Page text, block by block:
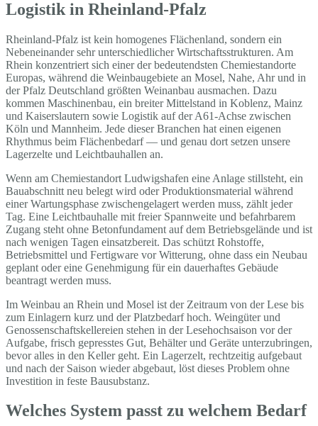
Logistik in Rheinland-Pfalz
Rheinland-Pfalz ist kein homogenes Flächenland, sondern ein
Nebeneinander sehr unterschiedlicher Wirtschaftsstrukturen. Am
Rhein konzentriert sich einer der bedeutendsten Chemiestandorte
Europas, während die Weinbaugebiete an Mosel, Nahe, Ahr und in
der Pfalz Deutschland größten Weinanbau ausmachen. Dazu
kommen Maschinenbau, ein breiter Mittelstand in Koblenz, Mainz
und Kaiserslautern sowie Logistik auf der A61-Achse zwischen
Köln und Mannheim. Jede dieser Branchen hat einen eigenen
Rhythmus beim Flächenbedarf — und genau dort setzen unsere
Lagerzelte und Leichtbauhallen an.
Wenn am Chemiestandort Ludwigshafen eine Anlage stillsteht, ein
Bauabschnitt neu belegt wird oder Produktionsmaterial während
einer Wartungsphase zwischengelagert werden muss, zählt jeder
Tag. Eine Leichtbauhalle mit freier Spannweite und befahrbarem
Zugang steht ohne Betonfundament auf dem Betriebsgelände und ist
nach wenigen Tagen einsatzbereit. Das schützt Rohstoffe,
Betriebsmittel und Fertigware vor Witterung, ohne dass ein Neubau
geplant oder eine Genehmigung für ein dauerhaftes Gebäude
beantragt werden muss.
Im Weinbau an Rhein und Mosel ist der Zeitraum von der Lese bis
zum Einlagern kurz und der Platzbedarf hoch. Weingüter und
Genossenschaftskellereien stehen in der Lesehochsaison vor der
Aufgabe, frisch gepresstes Gut, Behälter und Geräte unterzubringen,
bevor alles in den Keller geht. Ein Lagerzelt, rechtzeitig aufgebaut
und nach der Saison wieder abgebaut, löst dieses Problem ohne
Investition in feste Bausubstanz.
Welches System passt zu welchem Bedarf